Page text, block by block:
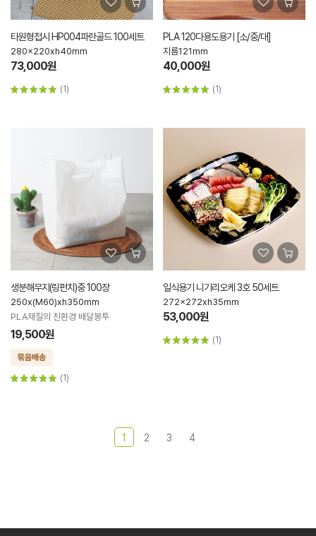
타원형접시 HP004파란골드 100세트
280x220xh40mm
73,000원
(1)
PLA 120다용도용기 [소/중/대]
지름121mm
40,000원
(1)
생분해무지(링펀치)중 100장
250x(M60)xh350mm
PLA재질의 친환경 배달봉투
19,500원
(1)
일식용기 니기리오케 3호 50세트
272x272xh35mm
53,000원
(1)
1 2 3 4